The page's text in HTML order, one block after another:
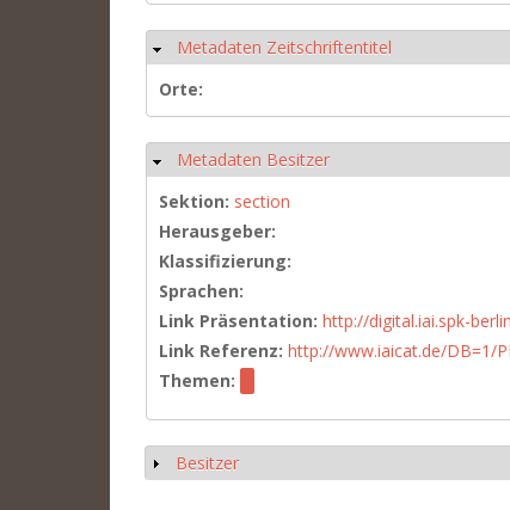
Hide
Metadaten Zeitschriftentitel
Orte:
Hide
Metadaten Besitzer
Sektion: section
Herausgeber:
Klassifizierung:
Sprachen:
Link Präsentation: http://digital.iai.spk-
Link Referenz: http://www.iaicat.de/DB=1/
Themen:
Show
Besitzer